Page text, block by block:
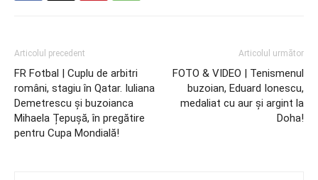
Articolul precedent
FR Fotbal | Cuplu de arbitri
români, stagiu în Qatar. Iuliana
Demetrescu și buzoianca
Mihaela Țepușă, în pregătire
pentru Cupa Mondială!
Articolul următor
FOTO & VIDEO | Tenismenul
buzoian, Eduard Ionescu,
medaliat cu aur şi argint la
Doha!